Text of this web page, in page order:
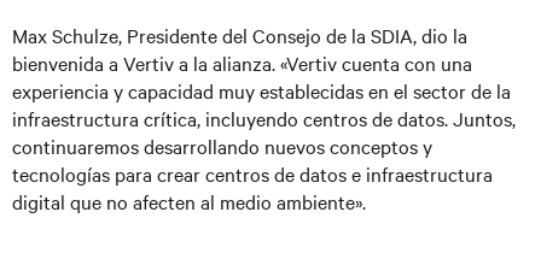
Max Schulze, Presidente del Consejo de la SDIA, dio la
bienvenida a Vertiv a la alianza. «Vertiv cuenta con una
experiencia y capacidad muy establecidas en el sector de la
infraestructura crítica, incluyendo centros de datos. Juntos,
continuaremos desarrollando nuevos conceptos y
tecnologías para crear centros de datos e infraestructura
digital que no afecten al medio ambiente».